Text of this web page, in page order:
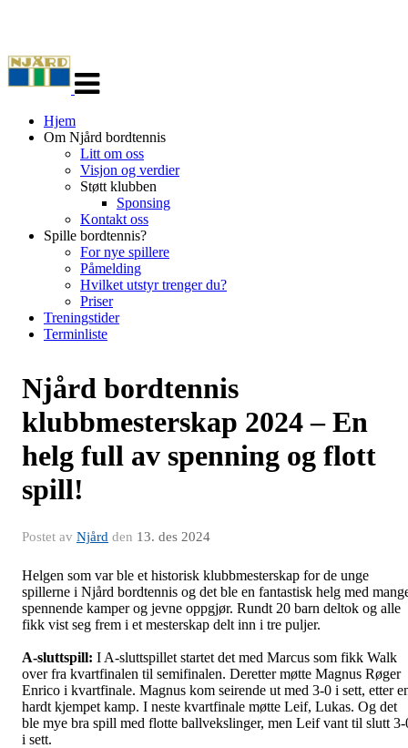
navigasjon
Hjem
Om Njård bordtennis
Litt om oss
Visjon og verdier
Støtt klubben
Sponsing
Kontakt oss
Spille bordtennis?
For nye spillere
Påmelding
Hvilket utstyr trenger du?
Priser
Treningstider
Terminliste
Njård bordtennis
klubbmesterskap 2024 – En
helg full av spenning og flott
spill!
Postet av Njård den 13. des 2024
Helgen som var ble et historisk klubbmesterskap for de unge
spillerne i Njård bordtennis og det ble en fantastisk helg med
spennende kamper og jevne oppgjør. Rundt 20 barn deltok og alle
fikk vist seg frem i et mesterskap delt inn i tre puljer.
A-sluttspill: I A-sluttspillet startet det med Marcus som fikk Walk
over fra kvartfinalen til semifinalen. Deretter møtte Magnus Røger
Enrico i kvartfinale. Magnus kom seirende ut med 3-0 i sett, etter
hardt kjempet kamp. I neste kvartfinale møtte Leif, Lukas. Og det
ble mye bra spill med flotte ballvekslinger, men Leif vant til slutt 3-
i sett.